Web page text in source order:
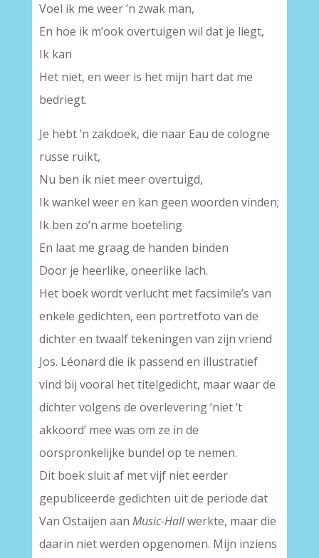
Voel ik me weer ’n zwak man,
En hoe ik m’ook overtuigen wil dat je liegt,
Ik kan
Het niet, en weer is het mijn hart dat me
bedriegt.
Je hebt ’n zakdoek, die naar Eau de cologne
russe ruikt,
Nu ben ik niet meer overtuigd,
Ik wankel weer en kan geen woorden vinden;
Ik ben zo’n arme boeteling
En laat me graag de handen binden
Door je heerlike, oneerlike lach.
Het boek wordt verlucht met facsimile’s van
enkele gedichten, een portretfoto van de
dichter en twaalf tekeningen van zijn vriend
Jos. Léonard die ik passend en illustratief
vind bij vooral het titelgedicht, maar waar de
dichter volgens de overlevering ‘niet ’t
akkoord’ mee was om ze in de
oorspronkelijke bundel op te nemen.
Dit boek sluit af met vijf niet eerder
gepubliceerde gedichten uit de periode dat
Van Ostaijen aan Music-Hallwerkte, maar die
daarin niet werden opgenomen. Mijn inziens